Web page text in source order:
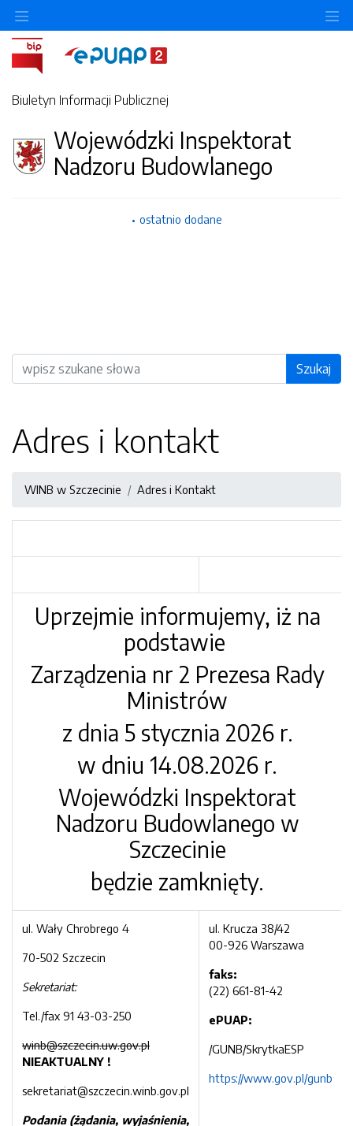
Biuletyn Informacji Publicznej
Wojewódzki Inspektorat
Nadzoru Budowlanego
ostatnio dodane
Wyszukiwarka Szukaj
Adres i kontakt
WINB w Szczecinie Adres i Kontakt
Uprzejmie informujemy, iż na
podstawie
Zarządzenia nr 2 Prezesa Rady
Ministrów
z dnia 5 stycznia 2026 r.
w dniu 14.08.2026 r.
Wojewódzki Inspektorat
Nadzoru Budowlanego w
Szczecinie
będzie zamknięty.
ul. Wały Chrobrego 4
70-502 Szczecin
Sekretariat:
Tel./fax 91 43-03-250
winb@szczecin.uw.gov.pl
NIEAKTUALNY !
sekretariat@szczecin.winb.gov.pl
Podania (żądania, wyjaśnienia,
ul. Krucza 38/42
00-926 Warszawa
faks:
(22) 661-81-42
ePUAP:
/GUNB/SkrytkaESP
https://www.gov.pl/gunb